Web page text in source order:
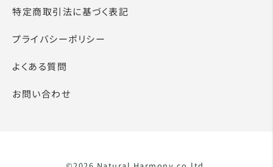
特定商取引法に基づく表記
プライバシーポリシー
よくある質問
お問い合わせ